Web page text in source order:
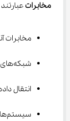
مخابرات عبارتند
مخابرات
شبکه‌های کامپیوتری
انتقال
سیستم‌های رادیویی